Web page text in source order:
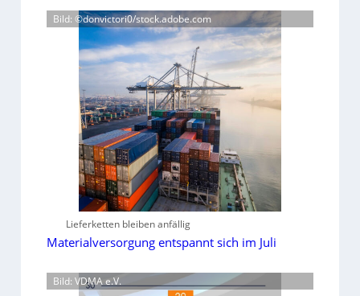
Bild: ©donvictori0/stock.adobe.com
Lieferketten bleiben anfällig
Materialversorgung entspannt sich im Juli
Bild: VDMA e.V.